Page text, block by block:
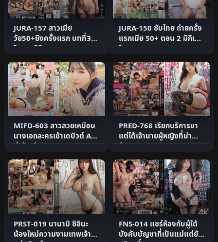
JURA-157 สาวเมีย
วัย50+ยิงครั้งแรก บทที่3
โอกุระ มิกิ
JURA-150 ซับไทย ถ่ายครั้ง
แรกเมีย 50+ ตอน 2 มิกิเนะ
โอกุระ
MIFD-603 สาวสวยเหมือน
นางเอกละครเช้าเดบิวต์ AV
น่ารักเงียบๆ
PRED-768 เรียกบริการขา
แต่ได้เจ้านายผู้หญิงที่น่า
รำคาญมา
PRST-019 นานามิ ชิอินะ
น้องใหม่ความงามเทพเจ้า
FNS-014 แชร์ห้องกับผู้ใต้
บังคับบัญชาที่เป็นแม่แต่ยัง